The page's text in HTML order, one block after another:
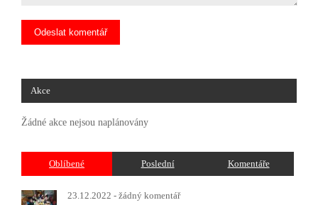
Akce
Žádné akce nejsou naplánovány
Oblíbené Poslední Komentáře
23.12.2022 - žádný komentář